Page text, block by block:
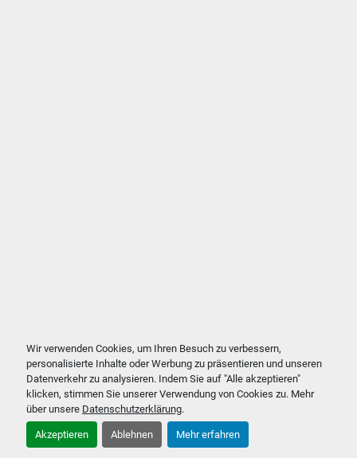
Wir verwenden Cookies, um Ihren Besuch zu verbessern,
personalisierte Inhalte oder Werbung zu präsentieren und unseren
Datenverkehr zu analysieren. Indem Sie auf "Alle akzeptieren"
klicken, stimmen Sie unserer Verwendung von Cookies zu. Mehr
über unsere Datenschutzerklärung.
Akzeptieren Ablehnen Mehr erfahren